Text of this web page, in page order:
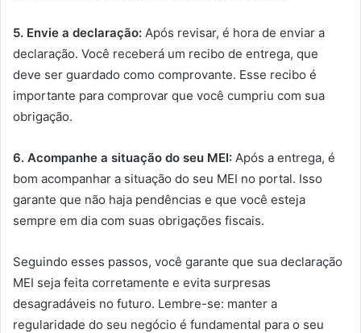
5. Envie a declaração: Após revisar, é hora de enviar a
declaração. Você receberá um recibo de entrega, que
deve ser guardado como comprovante. Esse recibo é
importante para comprovar que você cumpriu com sua
obrigação.
6. Acompanhe a situação do seu MEI: Após a entrega, é
bom acompanhar a situação do seu MEI no portal. Isso
garante que não haja pendências e que você esteja
sempre em dia com suas obrigações fiscais.
Seguindo esses passos, você garante que sua declaração
MEI seja feita corretamente e evita surpresas
desagradáveis no futuro. Lembre-se: manter a
regularidade do seu negócio é fundamental para o seu